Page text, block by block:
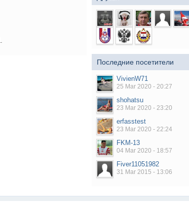
Последние посетители
VivienW71
25 Mar 2020 - 20:27
shohatsu
23 Mar 2020 - 23:20
erfasstest
23 Mar 2020 - 22:24
FKM-13
04 Mar 2020 - 18:57
Fiver11051982
31 Mar 2015 - 13:06